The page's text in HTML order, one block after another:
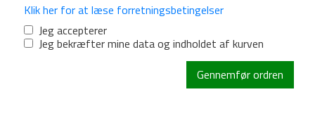
Klik her for at læse forretningsbetingelser
Jeg accepterer
Jeg bekræfter mine data og indholdet af kurven